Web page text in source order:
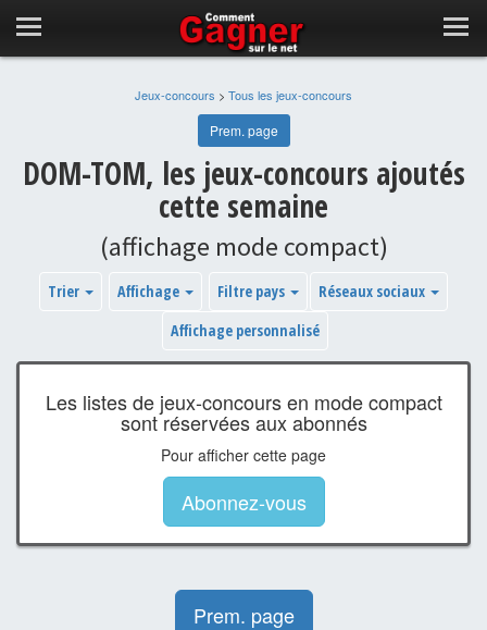
Jeux-concours > Tous les jeux-concours
Prem. page
DOM-TOM, les jeux-concours ajoutés
cette semaine
(affichage mode compact)
Trier Affichage Filtre pays
Réseaux sociaux
Affichage personnalisé
Les listes de jeux-concours en mode compact
sont réservées aux abonnés
Pour afficher cette page
Abonnez-vous
Prem. page